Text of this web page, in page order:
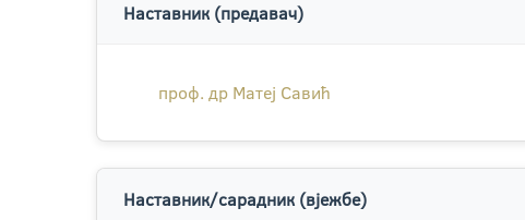
Наставник (предавач)
проф. др Матеј Савић
Наставник/сарадник (вјежбе)